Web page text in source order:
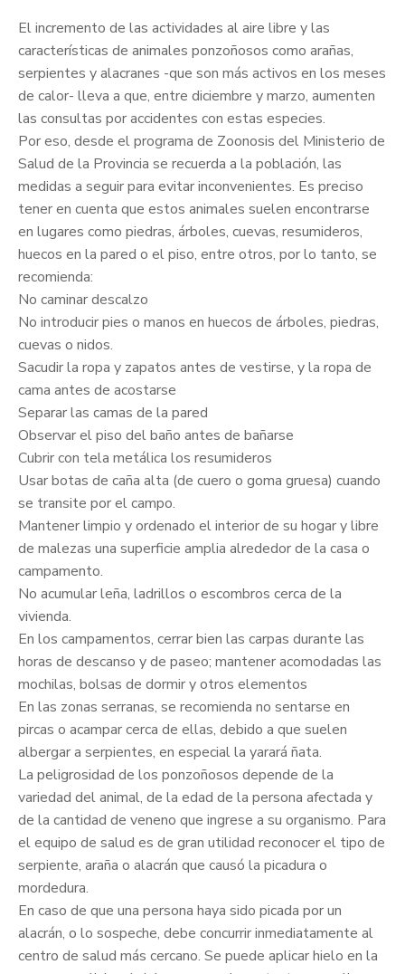
El incremento de las actividades al aire libre y las
características de animales ponzoñosos como arañas,
serpientes y alacranes -que son más activos en los meses
de calor- lleva a que, entre diciembre y marzo, aumenten
las consultas por accidentes con estas especies.
Por eso, desde el programa de Zoonosis del Ministerio de
Salud de la Provincia se recuerda a la población, las
medidas a seguir para evitar inconvenientes. Es preciso
tener en cuenta que estos animales suelen encontrarse
en lugares como piedras, árboles, cuevas, resumideros,
huecos en la pared o el piso, entre otros, por lo tanto, se
recomienda:
No caminar descalzo
No introducir pies o manos en huecos de árboles, piedras,
cuevas o nidos.
Sacudir la ropa y zapatos antes de vestirse, y la ropa de
cama antes de acostarse
Separar las camas de la pared
Observar el piso del baño antes de bañarse
Cubrir con tela metálica los resumideros
Usar botas de caña alta (de cuero o goma gruesa) cuando
se transite por el campo.
Mantener limpio y ordenado el interior de su hogar y libre
de malezas una superficie amplia alrededor de la casa o
campamento.
No acumular leña, ladrillos o escombros cerca de la
vivienda.
En los campamentos, cerrar bien las carpas durante las
horas de descanso y de paseo; mantener acomodadas las
mochilas, bolsas de dormir y otros elementos
En las zonas serranas, se recomienda no sentarse en
pircas o acampar cerca de ellas, debido a que suelen
albergar a serpientes, en especial la yarará ñata.
La peligrosidad de los ponzoñosos depende de la
variedad del animal, de la edad de la persona afectada y
de la cantidad de veneno que ingrese a su organismo. Para
el equipo de salud es de gran utilidad reconocer el tipo de
serpiente, araña o alacrán que causó la picadura o
mordedura.
En caso de que una persona haya sido picada por un
alacrán, o lo sospeche, debe concurrir inmediatamente al
centro de salud más cercano. Se puede aplicar hielo en la